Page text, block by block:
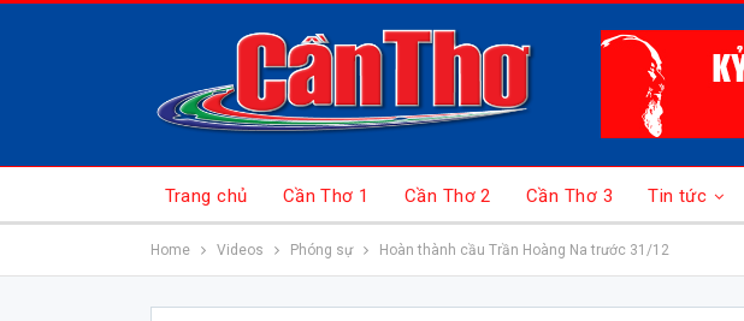
Trang chủ Cần Thơ 1 Cần Thơ 2 Cần Thơ 3 Tin tức
Home Videos Phóng sự Hoàn thành cầu Trần Hoàng Na trước 31/12